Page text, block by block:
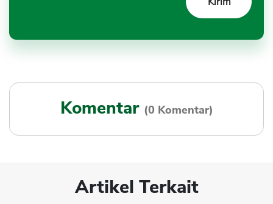
Komentar (0 Komentar)
Artikel Terkait